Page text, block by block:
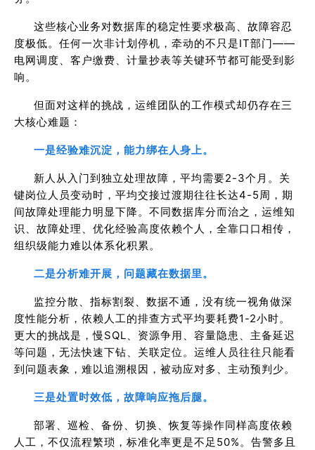
这些核心业务对数据库的稳定性要求极高、故障容忍
度极低。任何一次非计划停机，牵动的不只是IT部门——
电网调度、客户缴费、计量抄表等关键环节都可能受到影
响。
但面对这样的挑战，运维团队的工作模式却仍存在三
大核心难题：
一是经验难沉淀，能力绑在人身上。
新人从入门到独立处理故障，平均需要2-3个月。关
键岗位人员变动时，平均交接过渡期往往长达4-5周，期
间故障处理能力明显下降。不同数据库分而治之，运维知
识、故障处理、优化经验高度依赖个人，全靠口口相传，
组织级能力难以体系化积累。
二是分析难开展，问题藏在数据里。
监控分散、指标割裂、数据不通，没有统一视角做深
度性能分析，依赖人工的排查方式平均要耗费1-2小时。
更大的挑战是，慢SQL、资源争用、容量隐患、主备延迟
等问题，无法快速下钻、关联定位。运维人员往往只能看
到问题表象，难以追溯根因，被动应对多、主动预判少。
三是处置时效低，故障响应拖后腿。
部署、巡检、备份、切换、恢复等操作同样高度依赖
人工，不仅流程繁琐，标准化率更是不足50%。告警多且